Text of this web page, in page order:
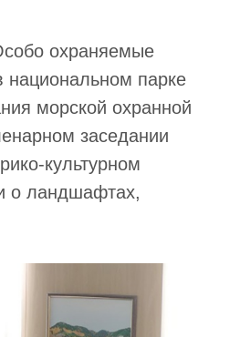
охраняемые
парке
морской охранной
заседании
культурном
о ландшафтах,